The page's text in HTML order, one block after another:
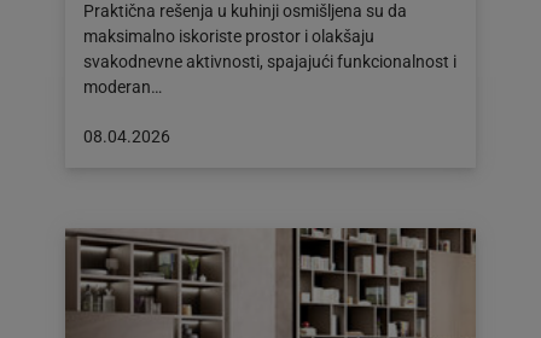
Praktična rešenja u kuhinji osmišljena su da
maksimalno iskoriste prostor i olakšaju
svakodnevne aktivnosti, spajajući funkcionalnost i
moderan…
Objava
08.04.2026